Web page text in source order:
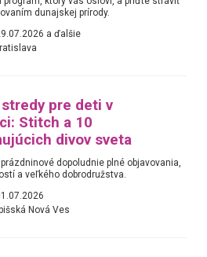
dunajskej prírody.
a ďalšie
pre deti v
Stitch a 10
divov sveta
dopoludnie plné objavovania,
a veľkého dobrodružstva.
Nová Ves